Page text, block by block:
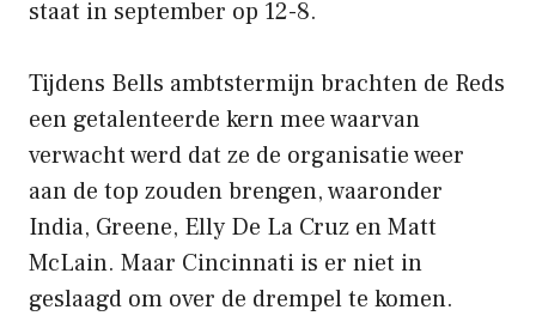
staat in september op 12-8.
Tijdens Bells ambtstermijn brachten de Reds
een getalenteerde kern mee waarvan
verwacht werd dat ze de organisatie weer
aan de top zouden brengen, waaronder
India, Greene, Elly De La Cruz en Matt
McLain. Maar Cincinnati is er niet in
geslaagd om over de drempel te komen.